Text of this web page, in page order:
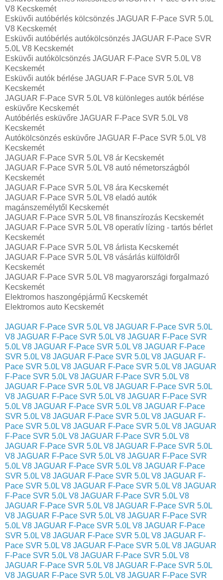
V8 Kecskemét
Esküvői autóbérlés kölcsönzés JAGUAR F-Pace SVR 5.0L
V8 Kecskemét
Esküvői autóbérlés autókölcsönzés JAGUAR F-Pace SVR
5.0L V8 Kecskemét
Esküvői autókölcsönzés JAGUAR F-Pace SVR 5.0L V8
Kecskemét
Esküvői autók bérlése JAGUAR F-Pace SVR 5.0L V8
Kecskemét
JAGUAR F-Pace SVR 5.0L V8 különleges autók bérlése
esküvőre Kecskemét
Autóbérlés esküvőre JAGUAR F-Pace SVR 5.0L V8
Kecskemét
Autókölcsönzés esküvőre JAGUAR F-Pace SVR 5.0L V8
Kecskemét
JAGUAR F-Pace SVR 5.0L V8 ár Kecskemét
JAGUAR F-Pace SVR 5.0L V8 autó németországból
Kecskemét
JAGUAR F-Pace SVR 5.0L V8 ára Kecskemét
JAGUAR F-Pace SVR 5.0L V8 eladó autók
magánszemélytől Kecskemét
JAGUAR F-Pace SVR 5.0L V8 finanszírozás Kecskemét
JAGUAR F-Pace SVR 5.0L V8 operatív lízing - tartós bérlet
Kecskemét
JAGUAR F-Pace SVR 5.0L V8 árlista Kecskemét
JAGUAR F-Pace SVR 5.0L V8 vásárlás külföldről
Kecskemét
JAGUAR F-Pace SVR 5.0L V8 magyarországi forgalmazó
Kecskemét
Elektromos haszongépjármű‎ Kecskemét
Elektromos auto‎ Kecskemét
JAGUAR F-Pace SVR 5.0L V8 JAGUAR F-Pace SVR 5.0L
V8 JAGUAR F-Pace SVR 5.0L V8 JAGUAR F-Pace SVR
5.0L V8 JAGUAR F-Pace SVR 5.0L V8 JAGUAR F-Pace
SVR 5.0L V8 JAGUAR F-Pace SVR 5.0L V8 JAGUAR F-
Pace SVR 5.0L V8 JAGUAR F-Pace SVR 5.0L V8 JAGUAR
F-Pace SVR 5.0L V8 JAGUAR F-Pace SVR 5.0L V8
JAGUAR F-Pace SVR 5.0L V8 JAGUAR F-Pace SVR 5.0L
V8 JAGUAR F-Pace SVR 5.0L V8 JAGUAR F-Pace SVR
5.0L V8 JAGUAR F-Pace SVR 5.0L V8 JAGUAR F-Pace
SVR 5.0L V8 JAGUAR F-Pace SVR 5.0L V8 JAGUAR F-
Pace SVR 5.0L V8 JAGUAR F-Pace SVR 5.0L V8 JAGUAR
F-Pace SVR 5.0L V8 JAGUAR F-Pace SVR 5.0L V8
JAGUAR F-Pace SVR 5.0L V8 JAGUAR F-Pace SVR 5.0L
V8 JAGUAR F-Pace SVR 5.0L V8 JAGUAR F-Pace SVR
5.0L V8 JAGUAR F-Pace SVR 5.0L V8 JAGUAR F-Pace
SVR 5.0L V8 JAGUAR F-Pace SVR 5.0L V8 JAGUAR F-
Pace SVR 5.0L V8 JAGUAR F-Pace SVR 5.0L V8 JAGUAR
F-Pace SVR 5.0L V8 JAGUAR F-Pace SVR 5.0L V8
JAGUAR F-Pace SVR 5.0L V8 JAGUAR F-Pace SVR 5.0L
V8 JAGUAR F-Pace SVR 5.0L V8 JAGUAR F-Pace SVR
5.0L V8 JAGUAR F-Pace SVR 5.0L V8 JAGUAR F-Pace
SVR 5.0L V8 JAGUAR F-Pace SVR 5.0L V8 JAGUAR F-
Pace SVR 5.0L V8 JAGUAR F-Pace SVR 5.0L V8 JAGUAR
F-Pace SVR 5.0L V8 JAGUAR F-Pace SVR 5.0L V8
JAGUAR F-Pace SVR 5.0L V8 JAGUAR F-Pace SVR 5.0L
V8 JAGUAR F-Pace SVR 5.0L V8 JAGUAR F-Pace SVR